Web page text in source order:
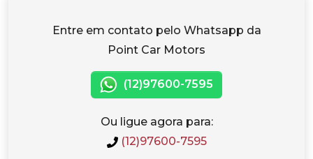
Entre em contato pelo Whatsapp da
Point Car Motors
(12)97600-7595
Ou ligue agora para:
(12)97600-7595